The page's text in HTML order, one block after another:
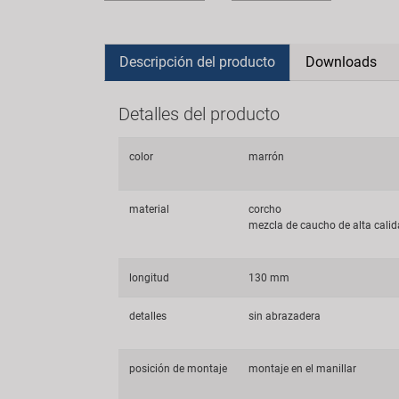
Descripción del producto Downloads
Detalles del producto
color marrón
material
corcho
mezcla de caucho de alta
longitud 130 mm
detalles sin abrazadera
posición de montaje montaje en el manillar